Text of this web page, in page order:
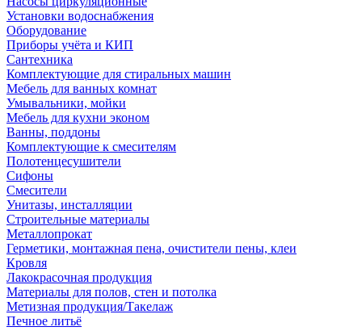
Установки водоснабжения
Оборудование
Приборы учёта и КИП
Сантехника
Комплектующие для стиральных машин
Мебель для ванных комнат
Умывальники, мойки
Мебель для кухни эконом
Ванны, поддоны
Комплектующие к смесителям
Полотенцесушители
Сифоны
Смесители
Унитазы, инсталляции
Строительные материалы
Металлопрокат
Герметики, монтажная пена, очистители пены, клеи
Кровля
Лакокрасочная продукция
Материалы для полов, стен и потолка
Метизная продукция/Такелаж
Печное литьё